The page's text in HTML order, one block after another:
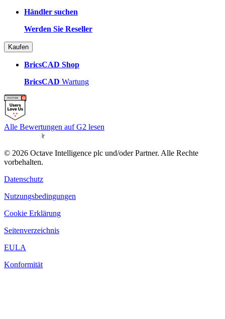
Händler suchen
Werden Sie Reseller
Kaufen
BricsCAD Shop
BricsCAD Wartung
Alle Bewertungen auf G2 lesen
© 2026 Octave Intelligence plc und/oder Partner. Alle Rechte
vorbehalten.
Datenschutz
Nutzungsbedingungen
Cookie Erklärung
Seitenverzeichnis
EULA
Konformität